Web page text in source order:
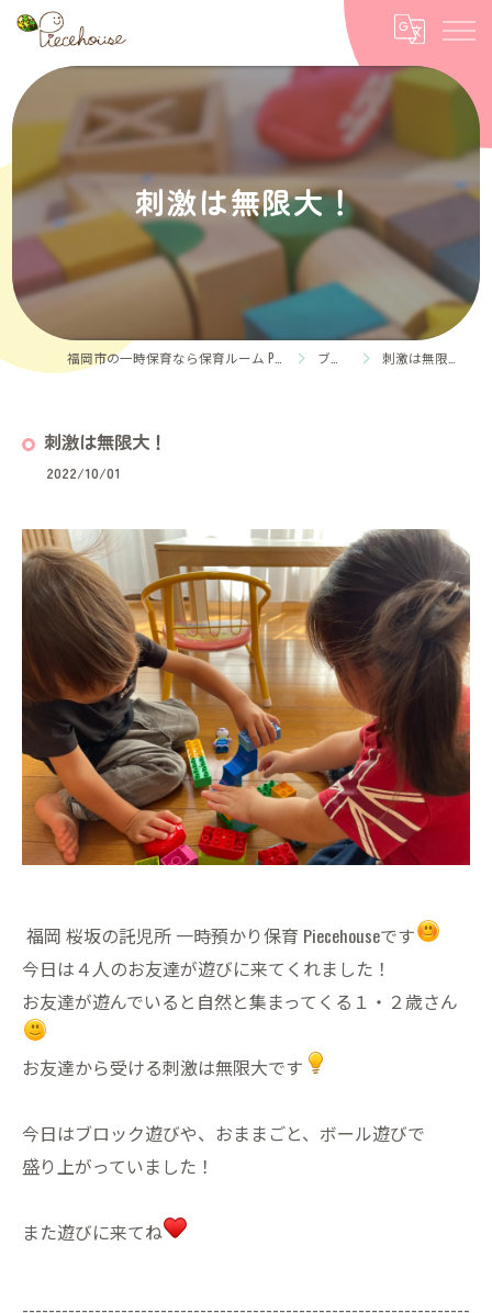
刺激は無限大！
ブログ 刺激は無限大！
刺激は無限大！
2022/10/01
福岡 桜坂の託児所 一時預かり保育 Piecehouseです
今日は４人のお友達が遊びに来てくれました！
お友達が遊んでいると自然と集まってくる１・２歳さん
お友達から受ける刺激は無限大です
今日はブロック遊びや、おままごと、ボール遊びで
盛り上がっていました！
また遊びに来てね